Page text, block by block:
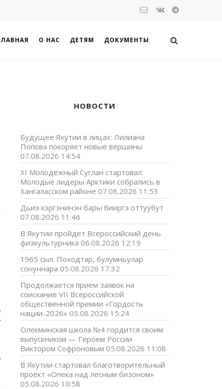
О НАС ДЕТЯМ ДОКУМЕНТЫ
НОВОСТИ
Будущее Якутии в лицах: Лилиана
Попова покоряет новые вершины
07.08.2026 14:54
XI Молодёжный Суглан стартовал:
Молодые лидеры Арктики собрались в
Хангаласском районе 07.08.2026 11:53
Дьиэ кэргэнинэн бары бииргэ оттуубут
07.08.2026 11:46
В Якутии пройдет Всероссийский день
физкультурника 06.08.2026 12:19
1965 сыл. Походтар, булумньулар
сонуннара 05.08.2026 17:32
Продолжается прием заявок на
соискание VII Всероссийской
общественной премии «Гордость
нации-2026» 05.08.2026 15:24
Олекминская школа №4 гордится своим
выпускником — Героем России
Виктором Софроновым 05.08.2026 11:08
В Якутии стартовал благотворительный
проект «Опека над лесным бизоном»
05.08.2026 10:58